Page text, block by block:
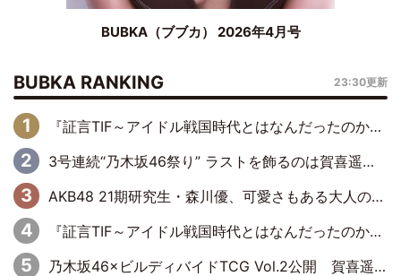
BUBKA（ブブカ） 2026年4月号
BUBKA RANKING 23:30更新
『証言TIF～アイドル戦国時代とはなんだったのか～』第6回：でんぱ組.inc・古川未鈴×相沢梨紗「『ハロプロやりたかったな』って言ったら、夢眠ねむさんに『てめえはでんぱ組．incなんだよ！』って肩パンされて(笑)」
3号連続“乃木坂46祭り” ラストを飾るのは賀喜遥香…5年ぶりの登場に「5年分大人になった私を見ていただけたら」
AKB48 21期研究生・森川優、可愛さもある大人の女性に
『証言TIF～アイドル戦国時代とはなんだったのか～』第10回：さくら学院・武藤彩未×飯田らうら「正直、中3で辞めるというのを信じてなくて。そう言われてはいたけど、嘘でしょって」
乃木坂46×ビルディバイドTCG Vol.2公開 賀喜遥香＆田村真佑が『京まふ』ステージに登壇